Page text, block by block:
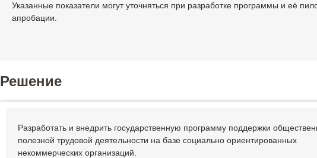
Указанные показатели могут уточняться при разработке программы и её
апробации.
Решение
Разработать и внедрить государственную программу поддержки
полезной трудовой деятельности на базе социально ориентированных
некоммерческих организаций.